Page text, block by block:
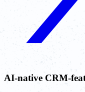
AI-native CRM-